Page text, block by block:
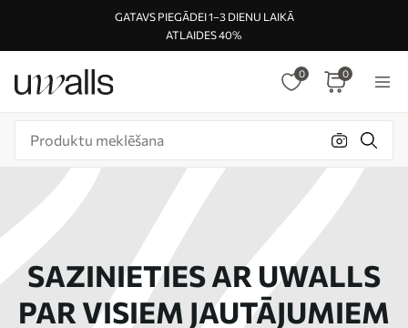
GATAVS PIEGĀDEI 1–3 DIENU LAIKĀ
ATLAIDES 40%
0 0
SAZINIETIES AR UWALLS
PAR VISIEM JAUTĀJUMIEM